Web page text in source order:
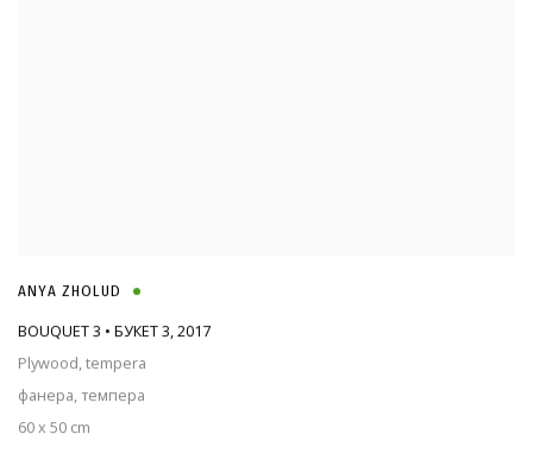
ANYA ZHOLUD
BOUQUET 3 • БУКЕТ 3,2017
Plywood, tempera
фанера, темпера
60 x 50 cm